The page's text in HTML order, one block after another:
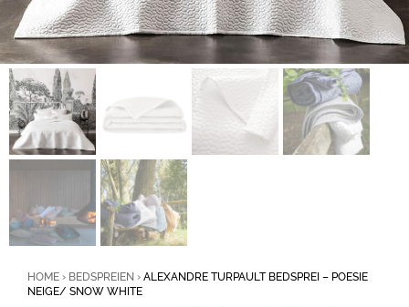
HOME › BEDSPREIEN › ALEXANDRE TURPAULT BEDSPREI – POESIE
NEIGE/ SNOW WHITE